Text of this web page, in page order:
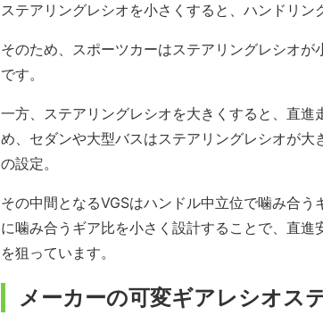
ステアリングレシオを小さくすると、ハンドリン
そのため、スポーツカーはステアリングレシオが
です。
一方、ステアリングレシオを大きくすると、直
め、セダンや大型バスはステアリングレシオが
の設定。
その中間となるVGSはハンドル中立位で噛み合
に噛み合うギア比を小さく設計することで、直
を狙っています。
メーカーの可変ギアレシオス